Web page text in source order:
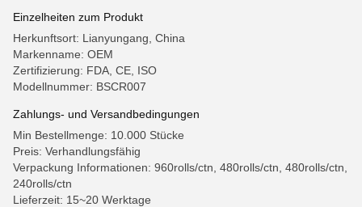
Einzelheiten zum Produkt
Herkunftsort: Lianyungang, China
Markenname: OEM
Zertifizierung: FDA, CE, ISO
Modellnummer: BSCR007
Zahlungs- und Versandbedingungen
Min Bestellmenge: 10.000 Stücke
Preis: Verhandlungsfähig
Verpackung Informationen: 960rolls/ctn, 480rolls/ctn, 480rolls/ctn,
240rolls/ctn
Lieferzeit: 15~20 Werktage